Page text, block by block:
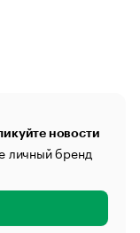
новости
личный бренд